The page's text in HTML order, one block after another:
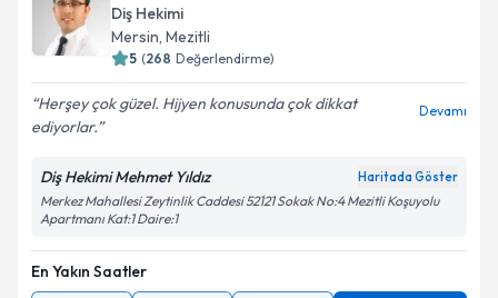
Diş Hekimi
Mersin, Mezitli
5 (268 Değerlendirme)
Herşey çok güzel. Hijyen konusunda çok dikkat
ediyorlar.
Devamı
Diş Hekimi Mehmet Yıldız Haritada Göster
Merkez Mahallesi Zeytinlik Caddesi 52121 Sokak No:4 Mezitli Koşuyolu
Apartmanı Kat:1 Daire:1
En Yakın Saatler